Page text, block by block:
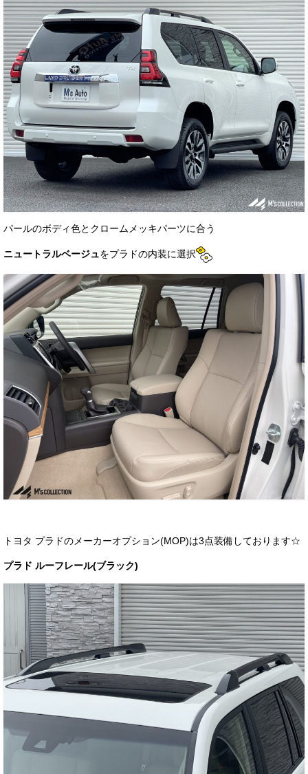
パールのボディ色とクロームメッキパーツに合う
ニュートラルベージュをプラドの内装に選択
トヨタ プラドのメーカーオプション(MOP)は3点装備しております☆
プラド ルーフレール(ブラック)